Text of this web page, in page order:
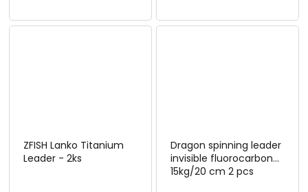
ZFISH Lanko Titanium
Leader - 2ks
Dragon spinning leader
invisible fluorocarbon
15kg/20 cm 2 pcs